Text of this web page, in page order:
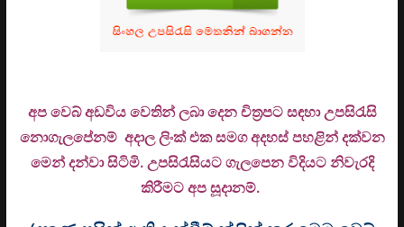
අප වෙබ් අඩවිය වෙතින් ලබා දෙන චිත්‍රපට සඳහා උපසිරැසි
නොගැලපේනම් අදාල ලිංක් එක සමග අදහස් පහළින් දක්වන
මෙන් දන්වා සිටිමි. උපසිරැසියට ගැලපෙන විදියට නිවැරදි
කිරීමට අප සූදානම්.